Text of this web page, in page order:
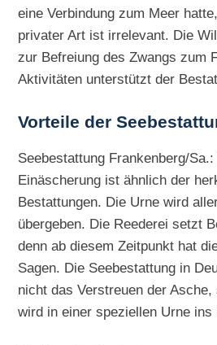
eine Verbindung zum Meer
privater Art ist irrelevant. Die
zur Befreiung des Zwangs zum
Aktivitäten unterstützt der
Vorteile der
Seebestattung Frankenberg/
Einäscherung ist ähnlich der
Bestattungen. Die Urne wird
übergeben. Die Reederei setzt
denn ab diesem Zeitpunkt hat
Sagen. Die Seebestattung in
nicht das Verstreuen der
wird in einer speziellen Urne ins